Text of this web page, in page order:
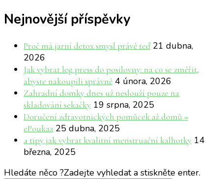
Nejnovější příspěvky
Proč má jarní detox smysl právě teď 21 dubna,
2026
Jak vybrat leg press do posilovny: na co se změřit,
abyste nakoupili správně 4 února, 2026
Zahradní domky dnes už neslouží pouze na
skladování sekačky 19 srpna, 2025
Doručení zdravotnických pomůcek až domů =
ePoukaz 25 dubna, 2025
4 tipy jak vybrat kvalitní menstruační kalhotky 14
března, 2025
Hledáte něco ?Zadejte vyhledat a stiskněte enter.